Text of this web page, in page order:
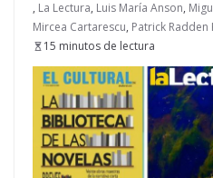
, La Lectura, Luis María Anson,
Mircea Cartarescu, Patrick Radden
15 minutos de lectura